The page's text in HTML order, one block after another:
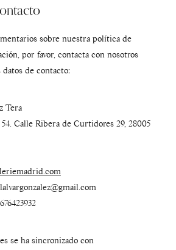
sobre nuestra política de
por favor, contacta con nosotros
de contacto:
Tera
Calle Ribera de Curtidores 29, 28005
gmail.com
se ha sincronizado con